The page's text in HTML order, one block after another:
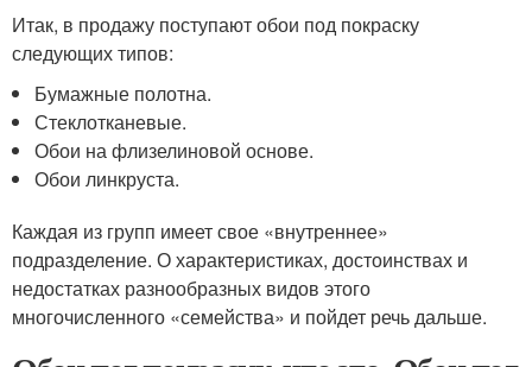
Итак, в продажу поступают обои под покраску
следующих типов:
Бумажные полотна.
Стеклотканевые.
Обои на флизелиновой основе.
Обои линкруста.
Каждая из групп имеет свое «внутреннее»
подразделение. О характеристиках, достоинствах и
недостатках разнообразных видов этого
многочисленного «семейства» и пойдет речь дальше.